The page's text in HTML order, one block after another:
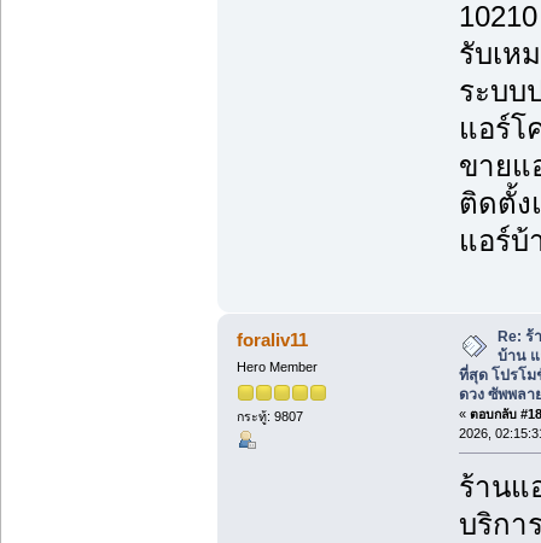
10210
รับเห
ระบบ
แอร์โ
ขายแ
ติดตั้ง
แอร์บ้
foraliv11
Hero Member
กระทู้: 9807
Re: ร้
บ้าน
ที่สุด โปรโ
ดวง ซัพพลา
« ตอบกลับ
2026,
ร้านแ
บริกา